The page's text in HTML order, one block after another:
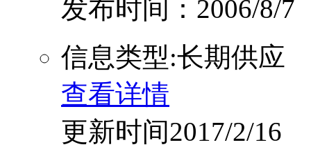
发布时间：2006/8/7
信息类型:长期供应
查看详情
更新时间2017/2/16